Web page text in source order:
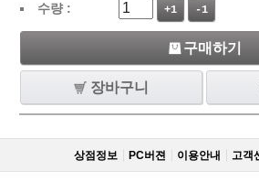
수량 :
+1 -1
구매하기
장바구니
상점정보 PC버젼 이용안내 고객